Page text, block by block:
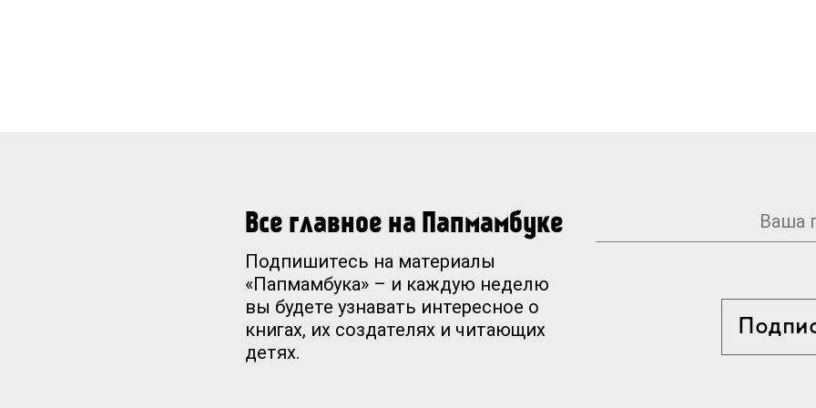
Все главное на Папмамбуке
Подпишитесь на материалы
«Папмамбука» – и каждую неделю
вы будете узнавать интересное о
книгах, их создателях и читающих
детях.